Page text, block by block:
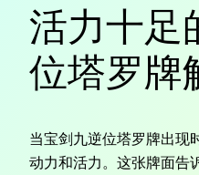
活力十足
位塔罗牌
当宝剑九逆位塔罗牌出现
动力和活力。这张牌面告